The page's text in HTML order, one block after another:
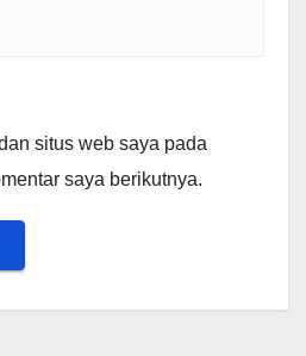
situs web saya pada
saya berikutnya.